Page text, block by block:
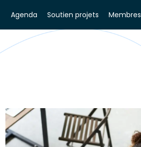
Agenda Soutien projets Membres